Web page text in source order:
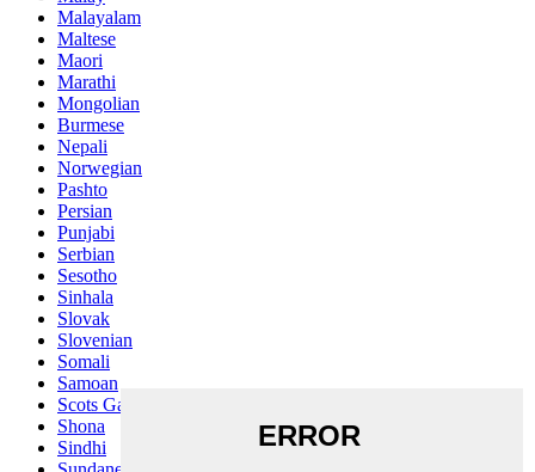
Malayalam
Maltese
Maori
Marathi
Mongolian
Burmese
Nepali
Norwegian
Pashto
Persian
Punjabi
Serbian
Sesotho
Sinhala
Slovak
Slovenian
Somali
Samoan
Scots Gaelic
Shona
Sindhi